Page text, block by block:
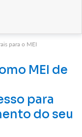
para o MEI
MEI de
para
do seu